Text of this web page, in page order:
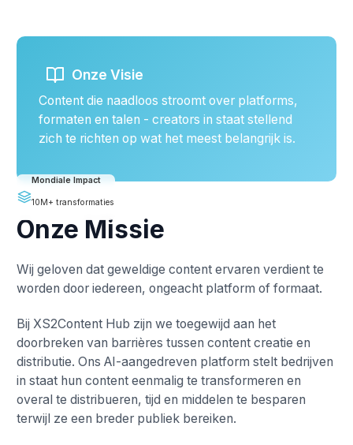
Onze Visie
Content die naadloos stroomt over platforms,
formaten en talen - creators in staat stellend
zich te richten op wat het meest belangrijk is.
Mondiale Impact
10M+ transformaties
Onze Missie
Wij geloven dat geweldige content ervaren verdient te
worden door iedereen, ongeacht platform of formaat.
Bij XS2Content Hub zijn we toegewijd aan het
doorbreken van barrières tussen content creatie en
distributie. Ons AI-aangedreven platform stelt bedrijven
in staat hun content eenmalig te transformeren en
overal te distribueren, tijd en middelen te besparen
terwijl ze een breder publiek bereiken.